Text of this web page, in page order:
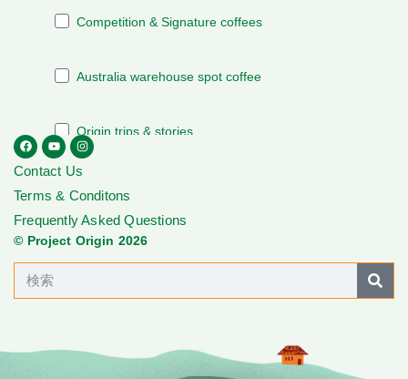
Contact Us
Terms & Conditons
Frequently Asked Questions
© Project Origin 2026